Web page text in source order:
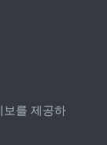
보를 제공하